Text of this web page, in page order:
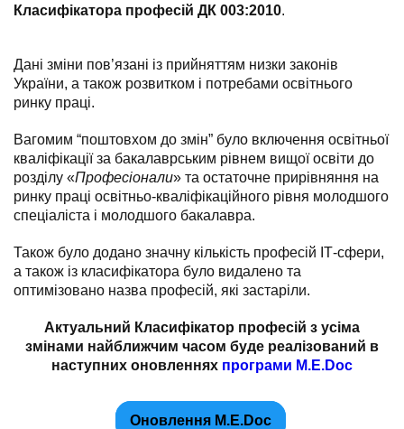
Класифікатора професій ДК 003:2010.
Дані зміни пов’язані із прийняттям низки законів
України, а також розвитком і потребами освітнього
ринку праці.
Вагомим “поштовхом до змін” було включення освітньої
кваліфікації за бакалаврським рівнем вищої освіти до
розділу «Професіонали» та остаточне прирівняння на
ринку праці освітньо-кваліфікаційного рівня молодшого
спеціаліста і молодшого бакалавра.
Також було додано значну кількість професій ІТ-сфери,
а також із класифікатора було видалено та
оптимізовано назва професій, які застаріли.
Актуальний Класифікатор професій з усіма
змінами найближчим часом буде реалізований в
наступних оновленнях програми M.E.Doc
Оновлення М.E.Doc